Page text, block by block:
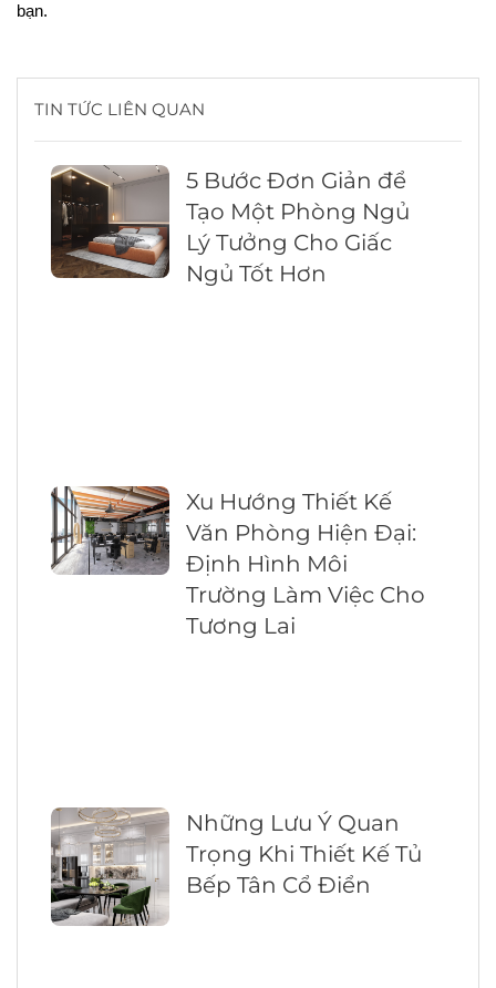
bạn.
TIN TỨC LIÊN QUAN
5 Bước Đơn Giản để
Tạo Một Phòng Ngủ
Lý Tưởng Cho Giấc
Ngủ Tốt Hơn
Xu Hướng Thiết Kế
Văn Phòng Hiện Đại:
Định Hình Môi
Trường Làm Việc Cho
Tương Lai
Những Lưu Ý Quan
Trọng Khi Thiết Kế Tủ
Bếp Tân Cổ Điển